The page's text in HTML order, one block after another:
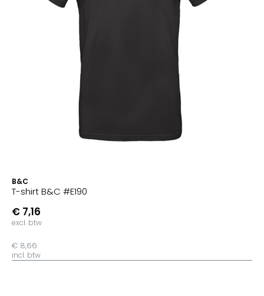
B&C
T-shirt B&C #E190
€ 7,16
excl. btw
€ 8,66
incl. btw